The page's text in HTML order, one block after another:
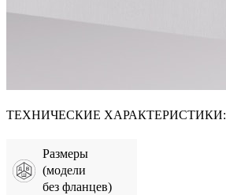
ТЕХНИЧЕСКИЕ ХАРАКТЕРИСТИКИ:
Размеры
(модели
без фланцев)